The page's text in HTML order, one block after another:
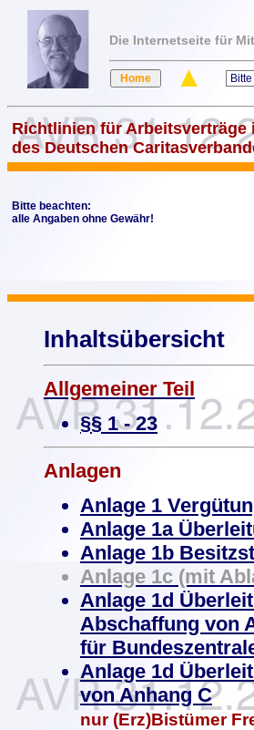
Die Internetseite für
Richtlinien für Arbeitsverträge
des Deutschen
Bitte beachten:
alle Angaben ohne Gewähr!
Inhaltsübersicht
Allgemeiner Teil
§§ 1 - 23
Anlagen
Anlage 1
Anlage 1a
Anlage 1b
Anlage 1c (mit
Anlage 1d
Abschaffung von
für
Anlage 1d
von Anhang C
nur (Erz)Bistümer